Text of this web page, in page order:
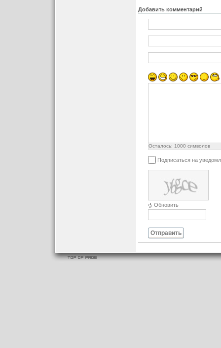
Добавить комментарий
Осталось: 1000 символов
Подписаться на
Обновить
Отправить